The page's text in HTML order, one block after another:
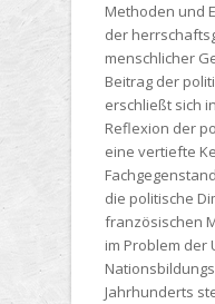
Methoden und
der
menschlicher
Beitrag der
erschließt sich
Reflexion der
eine vertiefte
die politische
französischen
im Problem
Jahrhunderts